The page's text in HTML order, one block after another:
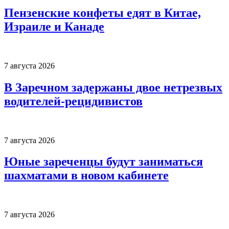
Пензенские конфеты едят в Китае,
Израиле и Канаде
7 августа 2026
В Заречном задержаны двое нетрезвых
водителей-рецидивистов
7 августа 2026
Юные зареченцы будут заниматься
шахматами в новом кабинете
7 августа 2026